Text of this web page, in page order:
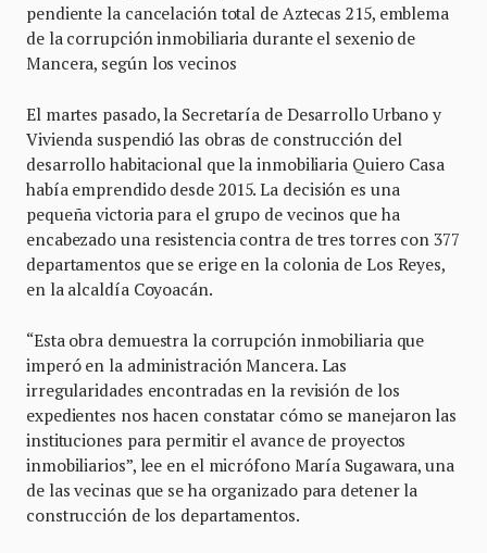
pendiente la cancelación total de Aztecas 215, emblema
de la corrupción inmobiliaria durante el sexenio de
Mancera, según los vecinos
El martes pasado, la Secretaría de Desarrollo Urbano y
Vivienda suspendió las obras de construcción del
desarrollo habitacional que la inmobiliaria Quiero Casa
había emprendido desde 2015. La decisión es una
pequeña victoria para el grupo de vecinos que ha
encabezado una resistencia contra de tres torres con 377
departamentos que se erige en la colonia de Los Reyes,
en la alcaldía Coyoacán.
“Esta obra demuestra la corrupción inmobiliaria que
imperó en la administración Mancera. Las
irregularidades encontradas en la revisión de los
expedientes nos hacen constatar cómo se manejaron las
instituciones para permitir el avance de proyectos
inmobiliarios”, lee en el micrófono María Sugawara, una
de las vecinas que se ha organizado para detener la
construcción de los departamentos.